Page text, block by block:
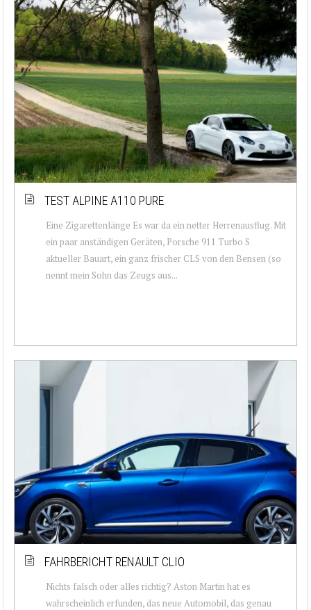
TEST ALPINE A110 PURE
Eine Zigarettenlänge Es war da ein netter Herrenausflug. Mit
ein paar anständigen Geräten, Porsche 911 Turbo S
aktueller Bauart, ein ganz frischer CLS von den Bensen (so
nennt mein Sohn das Zeugs aus...
FAHRBERICHT RENAULT CLIO
Nichts falsch oder alles richtig? Aston Martin hat es
wahrscheinlich erfunden, das neue Automobil, das genau